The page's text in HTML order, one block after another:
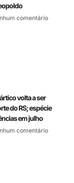
comentário
volta a ser
do RS; espécie
em julho
comentário